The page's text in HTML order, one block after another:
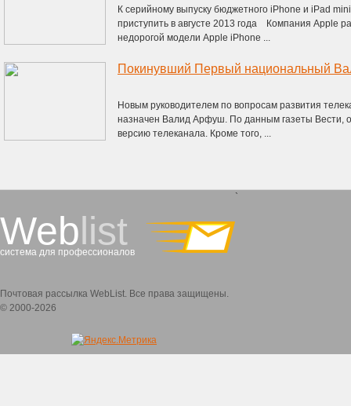
К серийному выпуску бюджетного iPhone и iPad
приступить в августе 2013 года Компания Apple
недорогой модели Apple iPhone ...
Новым руководителем по вопросам развития
назначен Валид Арфуш. По данным газеты Вести,
версию телеканала. Кроме того, ...
Weblist
система для профессионалов
`
Почтовая рассылка WebList. Все права защищены.
© 2000-2026